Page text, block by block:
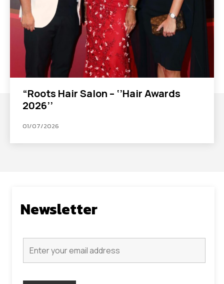
“Roots Hair Salon – ‘’Hair Awards
2026’’
01/07/2026
Newsletter